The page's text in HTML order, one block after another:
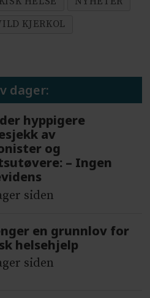
KJERKOL
dager:
hyppigere
av
og
– Ingen
siden
en grunnlov for
helsehjelp
siden